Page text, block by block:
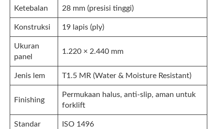
Ketebalan 28 mm (presisi tinggi)
Konstruksi 19 lapis (ply)
Ukuran
panel
1.220 × 2.440 mm
Jenis lem T1.5 MR (Water & Moisture Resistant)
Finishing
Permukaan halus, anti-slip, aman untuk
forklift
Standar ISO 1496